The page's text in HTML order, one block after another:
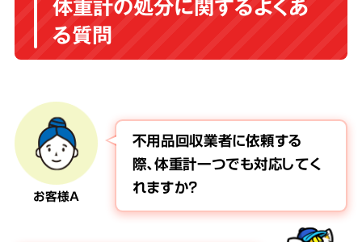
る質問
お客様A
不用品回収業者に依頼する
際、体重計一つでも対応してく
れますか？